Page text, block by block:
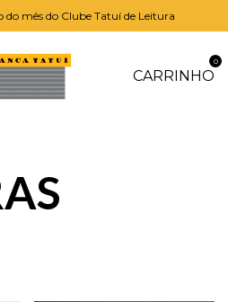
do mês do Clube Tatuí de Leitura
CARRINHO
0